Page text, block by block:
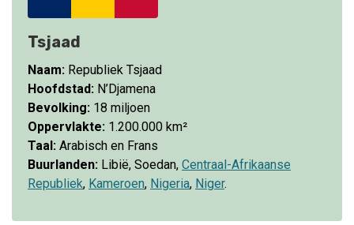
Tsjaad
Naam: Republiek Tsjaad
Hoofdstad: N’Djamena
Bevolking: 18 miljoen
Oppervlakte: 1.200.000 km²
Taal: Arabisch en Frans
Buurlanden: Libië, Soedan, Centraal-Afrikaanse
Republiek, Kameroen, Nigeria, Niger.